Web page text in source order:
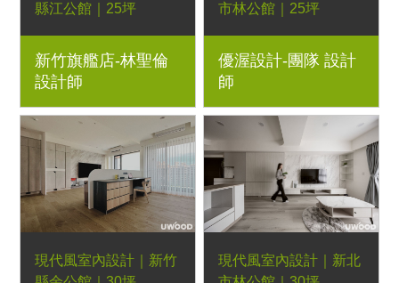
縣江公館｜25坪
3房2廳｜優渥系統櫃、
優渥比利時木地板、六
角磚、LED燈條
新竹旗艦店-林聖倫
設計師
市林公館｜25坪
3房2廳｜優渥系統櫃、
優渥比利時木地板、木
作格柵
優渥設計-團隊 設計
師
現代風室內設計｜新竹
現代風室內設計｜新北